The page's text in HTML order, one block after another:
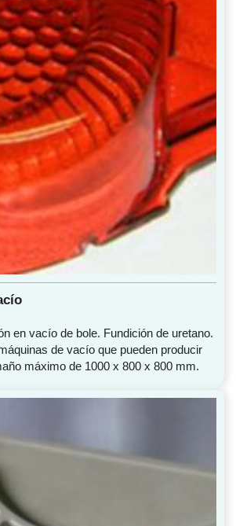
en vacío de bole. Fundición de uretano.
de vacío que pueden producir
máximo de 1000 x 800 x 800 mm.